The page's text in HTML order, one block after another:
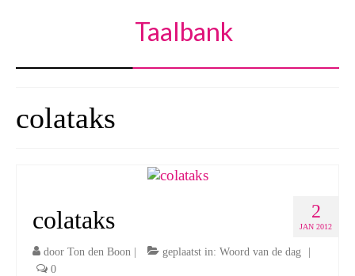
Taalbank
colataks
2
JAN 2012
colataks
door Ton den Boon | geplaatst in: Woord van de dag
|
0